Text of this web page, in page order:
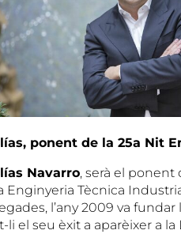
ponent de la 25a Nit
Navarro, serà el ponent
Enginyeria Tècnica
l’any 2009 va fundar
li el seu èxit a aparèixer a la